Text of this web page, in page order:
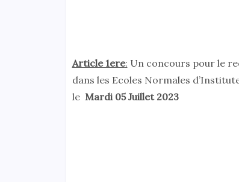
Article 1ere: Un concours pour le
dans les Ecoles Normales
le Mardi 05 Juillet 2023